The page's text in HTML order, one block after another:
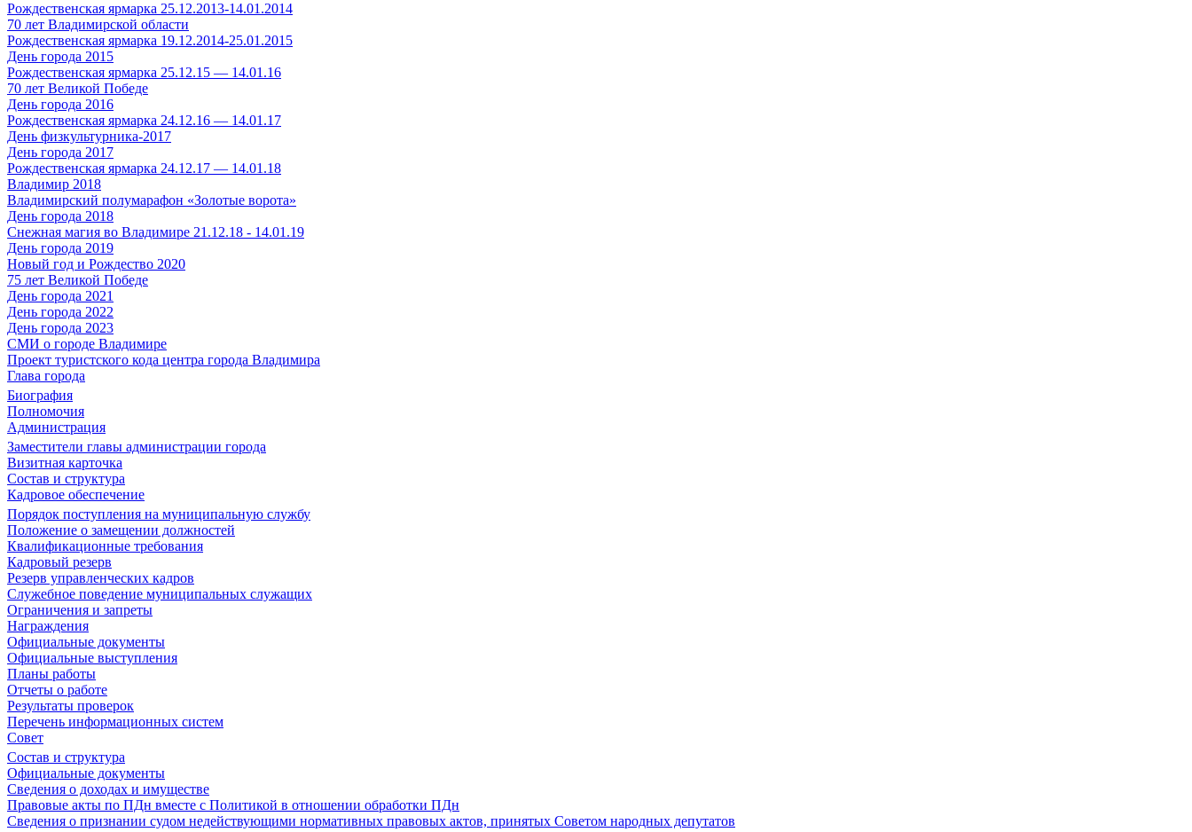
Рождественская ярмарка 25.12.2013-14.01.2014
70 лет Владимирской области
Рождественская ярмарка 19.12.2014-25.01.2015
День города 2015
Рождественская ярмарка 25.12.15 — 14.01.16
70 лет Великой Победе
День города 2016
Рождественская ярмарка 24.12.16 — 14.01.17
День физкультурника-2017
День города 2017
Рождественская ярмарка 24.12.17 — 14.01.18
Владимир 2018
Владимирский полумарафон «Золотые ворота»
День города 2018
Снежная магия во Владимире 21.12.18 - 14.01.19
День города 2019
Новый год и Рождество 2020
75 лет Великой Победе
День города 2021
День города 2022
День города 2023
СМИ о городе Владимире
Проект туристского кода центра города Владимира
Глава города
Биография
Полномочия
Администрация
Заместители главы администрации города
Визитная карточка
Состав и структура
Кадровое обеспечение
Порядок поступления на муниципальную службу
Положение о замещении должностей
Квалификационные требования
Кадровый резерв
Резерв управленческих кадров
Служебное поведение муниципальных служащих
Ограничения и запреты
Награждения
Официальные документы
Официальные выступления
Планы работы
Отчеты о работе
Результаты проверок
Перечень информационных систем
Совет
Состав и структура
Официальные документы
Сведения о доходах и имуществе
Правовые акты по ПДн вместе с Политикой в отношении обработки ПДн
Сведения о признании судом недействующими нормативных правовых актов, принятых Советом народных депутатов